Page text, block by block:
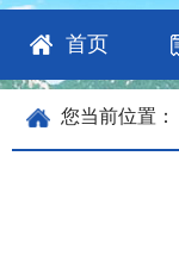
首页
您当前位置：